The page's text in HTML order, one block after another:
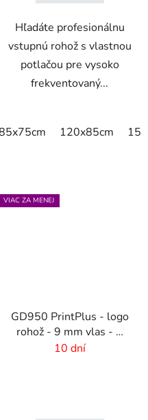
Hľadáte profesionálnu
vstupnú rohož s vlastnou
potlačou pre vysoko
frekventovaný...
120x85cm
VIAC ZA MENEJ
GD950 PrintPlus - logo
rohož - 9 mm vlas - 2
cm gumový okraj
10 dní